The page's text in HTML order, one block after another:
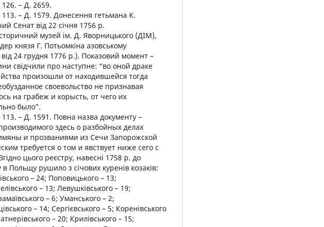
– Д. 2659.
– Д. 1579. Донесення гетьмана К.
Сенат від 22 січня 1756 р.
музей ім. Д. Яворницького (ДІМ),
князя Г. Потьомкіна азовському
24 грудня 1776 р.). Показовий момент –
свідчили про наступне: “во оной драке
произошли от находившейся тогда
своевольство не признавая
на грабеж и корысть, от чего их
было”.
– Д. 1591. Повна назва документу –
здесь о разбойных делах
и прозваниями из Сечи Запорожской
требуется о том и явствует ниже сего с
цього реєстру, навесні 1758 р. до
Польщу рушило з січових куренів козаків:
– 24; Поповицького – 13;
– 13; Левушківського – 19;
– 6; Уманського – 2;
– 14; Сергієвського – 5; Коренівського
– 20; Крилівського – 15;